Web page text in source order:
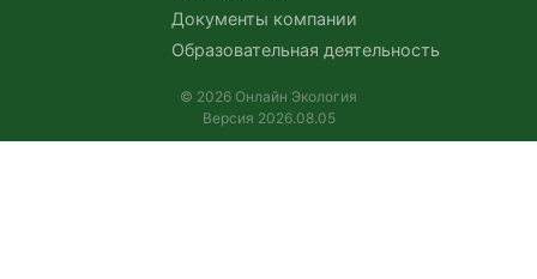
Документы компании
Образовательная деятельность
© 2026 Онлайн Экология
Версия 2026.08.05